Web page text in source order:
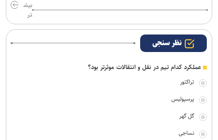
بیش
تر
نظر سنجی
عملکرد کدام تیم در نقل و انتقالات موثرتر بود؟
تراکتور
پرسپولیس
گل گهر
نساجی